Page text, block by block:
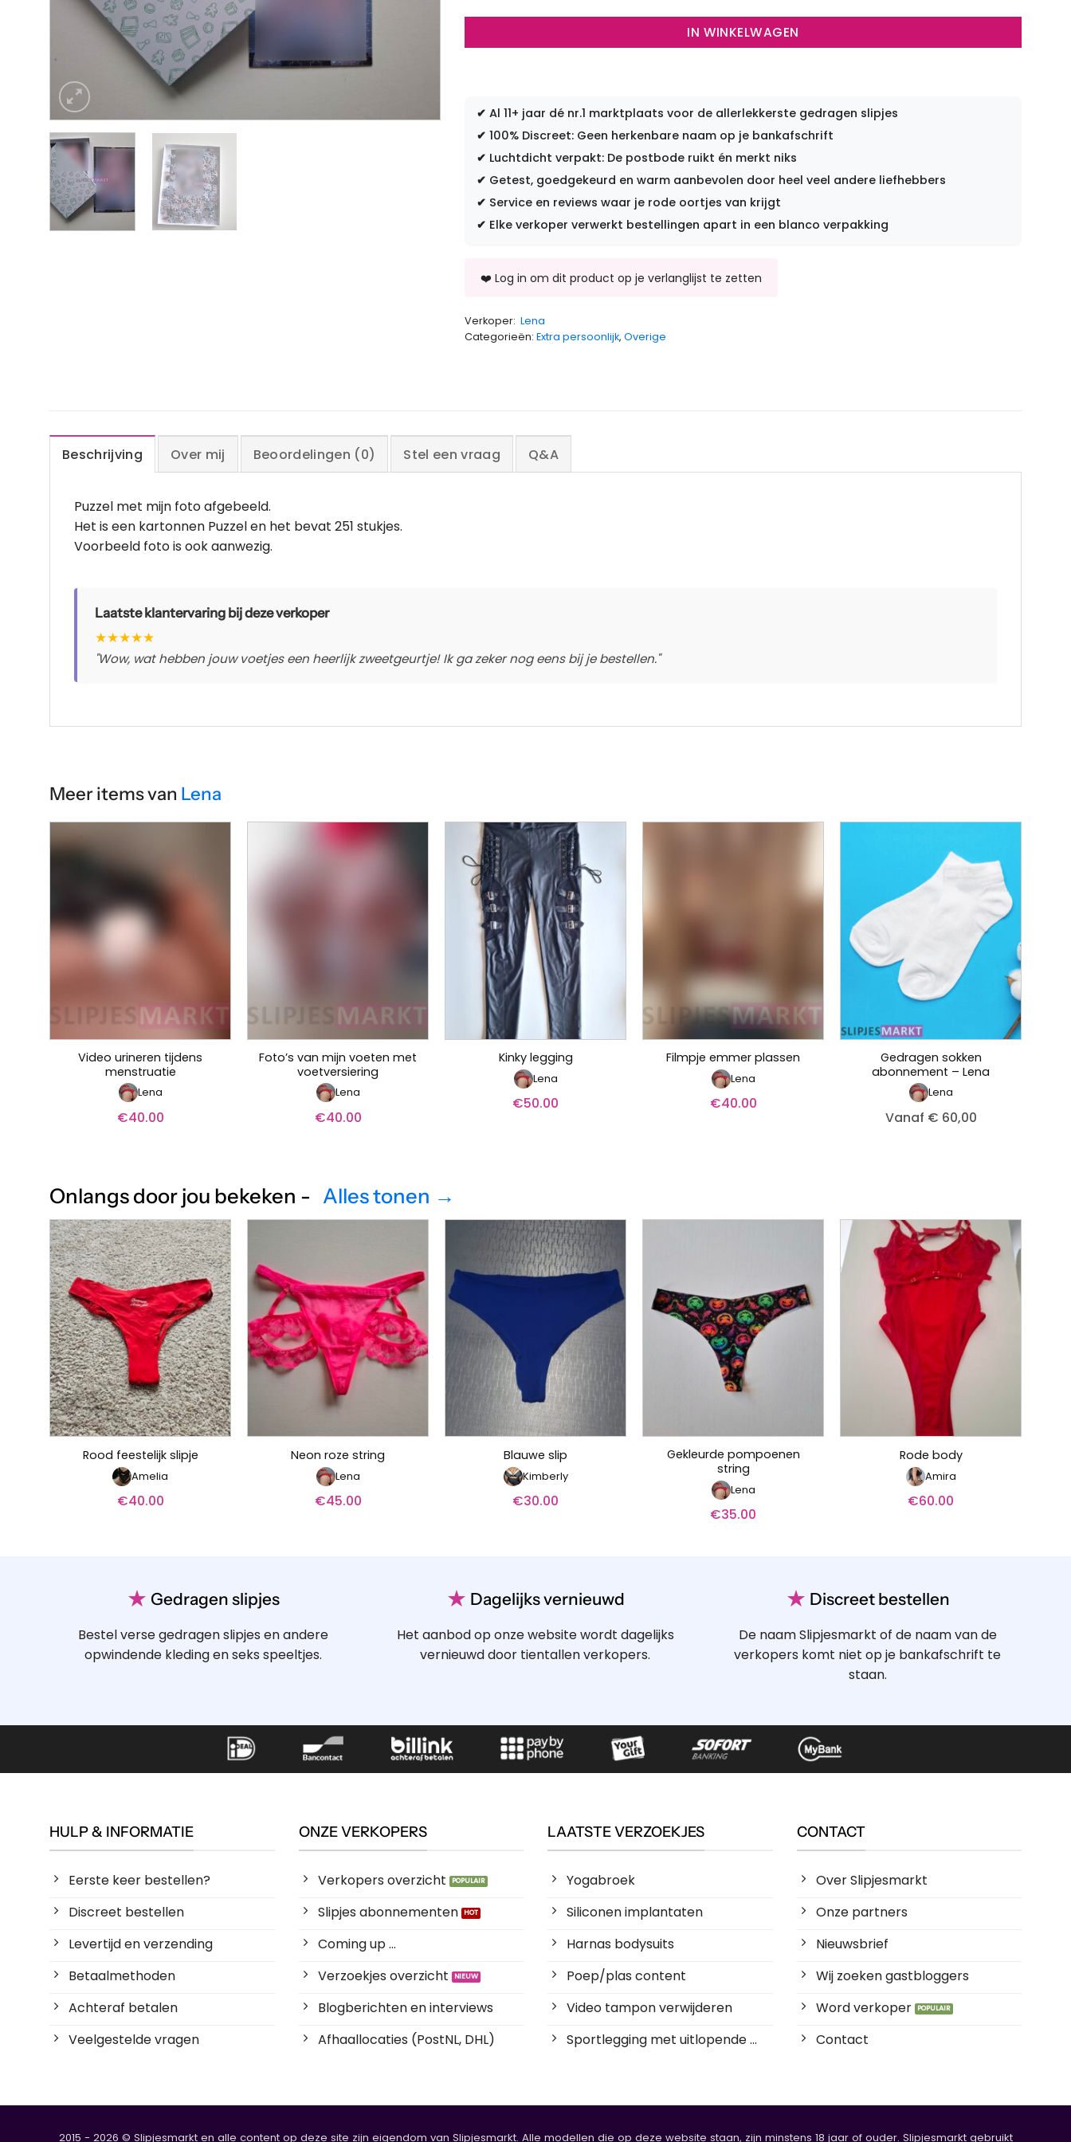
IN WINKELWAGEN
✔ Al 11+ jaar dé nr.1 marktplaats voor de allerlekkerste gedragen slipjes
✔ 100% Discreet: Geen herkenbare naam op je bankafschrift
✔ Luchtdicht verpakt: De postbode ruikt én merkt niks
✔ Getest, goedgekeurd en warm aanbevolen door heel veel andere liefhebbers
✔ Service en reviews waar je rode oortjes van krijgt
✔ Elke verkoper verwerkt bestellingen apart in een blanco verpakking
Verkoper: Lena
Categorieën: Extra persoonlijk, Overige
Beschrijving Over mij Beoordelingen (0) Stel een vraag Q&A
Puzzel met mijn foto afgebeeld.
Het is een kartonnen Puzzel en het bevat 251 stukjes.
Voorbeeld foto is ook aanwezig.
Laatste klantervaring bij deze verkoper
★★★★★
"Wow, wat hebben jouw voetjes een heerlijk zweetgeurtje! Ik ga zeker nog eens bij je bestellen."
Meer items van Lena
Video urineren tijdens
menstruatie
Lena
€40.00
Foto’s van mijn voeten met
voetversiering
Lena
€40.00
Kinky legging
Lena
€50.00
Filmpje emmer plassen
Lena
€40.00
Gedragen sokken
abonnement – Lena
Lena
Vanaf € 60,00
Onlangs door jou bekeken - Alles tonen →
Rood feestelijk slipje
Amelia
€40.00
Neon roze string
Lena
€45.00
Blauwe slip
Kimberly
€30.00
Gekleurde pompoenen
string
Lena
€35.00
Rode body
Amira
€60.00
★ Gedragen slipjes
Bestel verse gedragen slipjes en andere
opwindende kleding en seks speeltjes.
★ Dagelijks vernieuwd
Het aanbod op onze website wordt dagelijks
vernieuwd door tientallen verkopers.
★ Discreet bestellen
De naam Slipjesmarkt of de naam van de
verkopers komt niet op je bankafschrift te
staan.
HULP & INFORMATIE
Eerste keer bestellen?
Discreet bestellen
Levertijd en verzending
Betaalmethoden
Achteraf betalen
Veelgestelde vragen
ONZE VERKOPERS
Verkopers overzicht
Slipjes abonnementen
Coming up ...
Verzoekjes overzicht
Blogberichten en interviews
Afhaallocaties (PostNL, DHL)
LAATSTE VERZOEKJES
Yogabroek
Siliconen implantaten
Harnas bodysuits
Poep/plas content
Video tampon verwijderen
Sportlegging met uitlopende ...
CONTACT
Over Slipjesmarkt
Onze partners
Nieuwsbrief
Wij zoeken gastbloggers
Word verkoper
Contact
2015 - 2026 © Slipjesmarkt en alle content op deze site zijn eigendom van Slipjesmarkt. Alle modellen die op deze website staan, zijn minstens 18 jaar of ouder. Slipjesmarkt gebruikt